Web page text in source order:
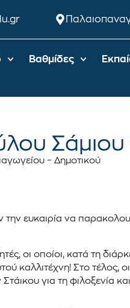
Βαθμίδες
Σάμιου
– Δημοτικού
την ευκαιρία να
οι οποίοι, κατά τη
καλλιτέχνη! Στο τέλος,
για τη φιλοξενία